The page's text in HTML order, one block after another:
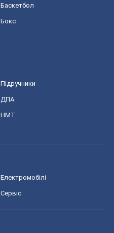
Баскетбол
Бокс
Підручники
ДПА
НМТ
Електромобілі
Сервіс